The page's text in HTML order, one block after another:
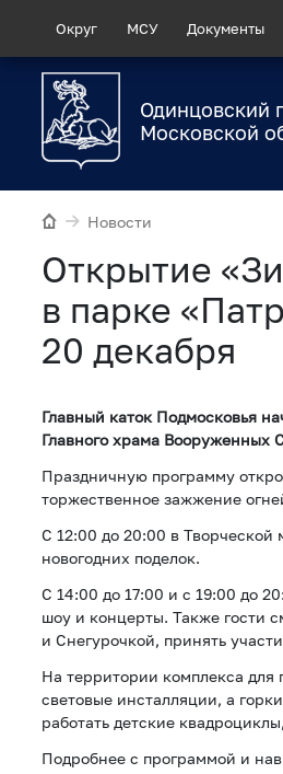
Округ МСУ Документы
Одинцовский
Московской
Новости
Открытие
в парке
20 декабря
Главный каток Подмосковья
Главного храма Вооруженных
Праздничную программу
торжественное зажжение
С 12:00 до 20:00 в Творческой
новогодних поделок.
С 14:00 до 17:00 и с 19:00 до
шоу и концерты. Также гости
и Снегурочкой, принять
На территории комплекса для
световые инсталляции, а
работать детские
Подробнее с программой и